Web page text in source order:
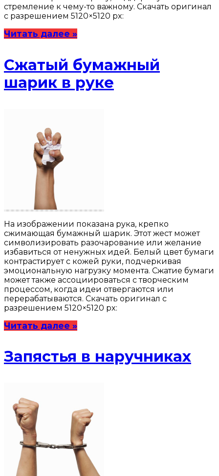
стремление к чему-то важному. Скачать оригинал
с разрешением 5120×5120 px:
Читать далее »
Сжатый бумажный
шарик в руке
На изображении показана рука, крепко
сжимающая бумажный шарик. Этот жест может
символизировать разочарование или желание
избавиться от ненужных идей. Белый цвет бумаги
контрастирует с кожей руки, подчеркивая
эмоциональную нагрузку момента. Сжатие бумаги
может также ассоциироваться с творческим
процессом, когда идеи отвергаются или
перерабатываются. Скачать оригинал с
разрешением 5120×5120 px:
Читать далее »
Запястья в наручниках